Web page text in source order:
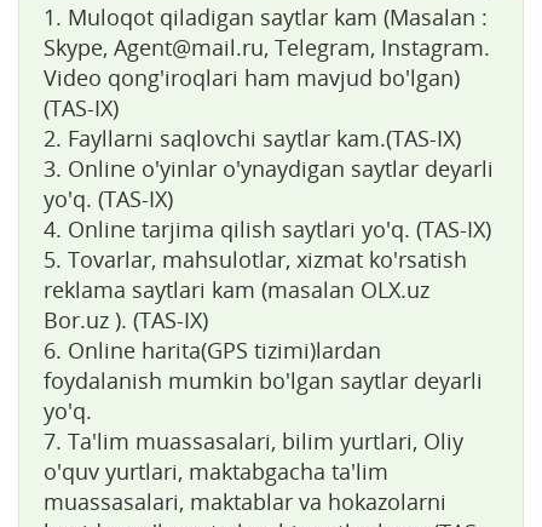
1. Muloqot qiladigan saytlar kam (Masalan :
Skype, Agent@mail.ru, Telegram, Instagram.
Video qong'iroqlari ham mavjud bo'lgan)
(TAS-IX)
2. Fayllarni saqlovchi saytlar kam.(TAS-IX)
3. Online o'yinlar o'ynaydigan saytlar deyarli
yo'q. (TAS-IX)
4. Online tarjima qilish saytlari yo'q. (TAS-IX)
5. Tovarlar, mahsulotlar, xizmat ko'rsatish
reklama saytlari kam (masalan OLX.uz
Bor.uz ). (TAS-IX)
6. Online harita(GPS tizimi)lardan
foydalanish mumkin bo'lgan saytlar deyarli
yo'q.
7. Ta'lim muassasalari, bilim yurtlari, Oliy
o'quv yurtlari, maktabgacha ta'lim
muassasalari, maktablar va hokazolarni